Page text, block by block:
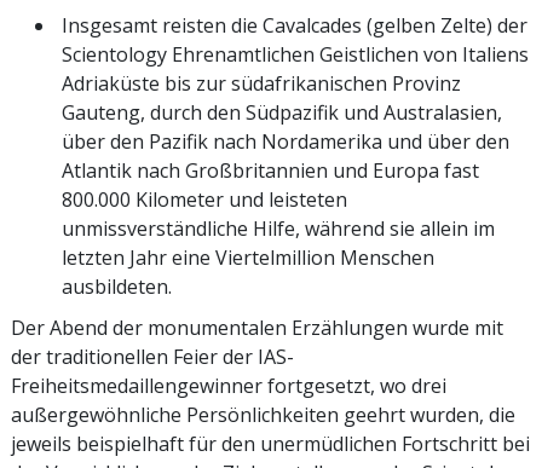
Insgesamt reisten die Cavalcades (gelben Zelte) der
Scientology Ehrenamtlichen Geistlichen von Italiens
Adriaküste bis zur südafrikanischen Provinz
Gauteng, durch den Südpazifik und Australasien,
über den Pazifik nach Nordamerika und über den
Atlantik nach Großbritannien und Europa fast
800.000 Kilometer und leisteten
unmissverständliche Hilfe, während sie allein im
letzten Jahr eine Viertelmillion Menschen
ausbildeten.
Der Abend der monumentalen Erzählungen wurde mit
der traditionellen Feier der IAS-
Freiheitsmedaillengewinner fortgesetzt, wo drei
außergewöhnliche Persönlichkeiten geehrt wurden, die
jeweils beispielhaft für den unermüdlichen Fortschritt bei